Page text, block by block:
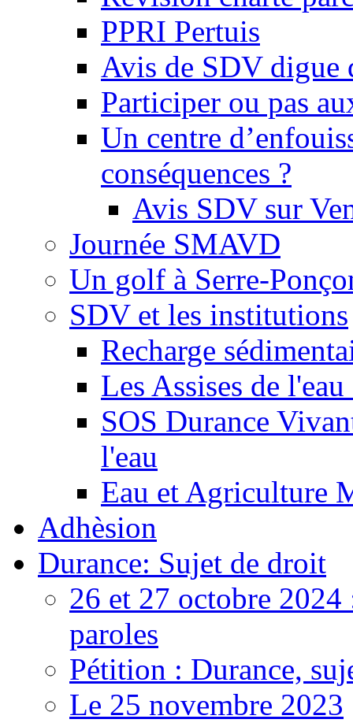
PPRI Pertuis
Avis de SDV digue
Participer ou pas
Un centre
conséquences ?
Avis SDV sur
Journée SMAVD
Un golf à Serre-
SDV et les institutions
Recharge
Les Assises de
SOS Durance
l'eau
Eau et Agriculture
Adhèsion
Durance: Sujet de droit
26 et 27 octobre 2024
paroles
Pétition : Durance,
Le 25 novembre 2023